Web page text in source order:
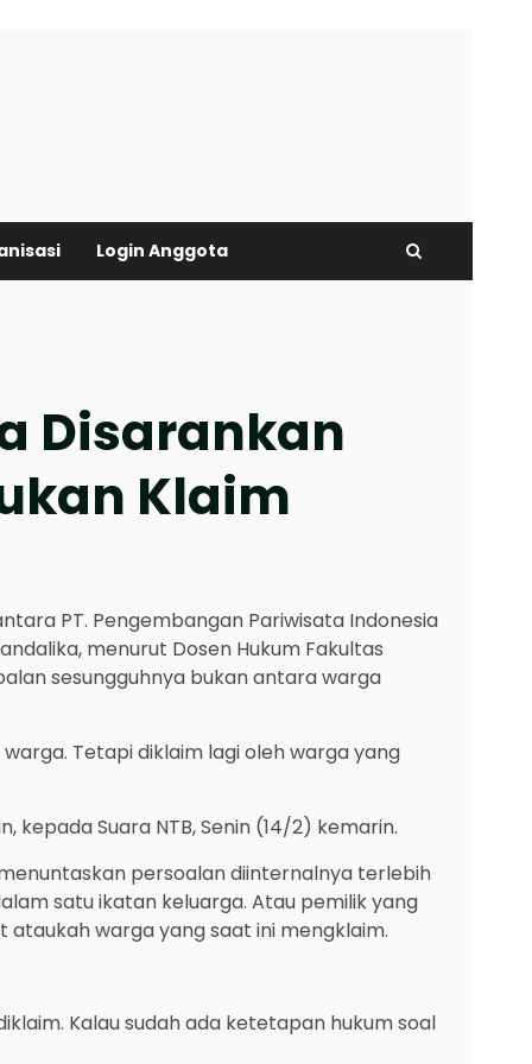
Login Anggota
Disarankan
Klaim
PT. Pengembangan Pariwisata Indonesia
menurut Dosen Hukum Fakultas
sesungguhnya bukan antara warga
Tetapi diklaim lagi oleh warga yang
kepada Suara NTB, Senin (14/2) kemarin.
persoalan diinternalnya terlebih
satu ikatan keluarga. Atau pemilik yang
warga yang saat ini mengklaim.
Kalau sudah ada ketetapan hukum soal